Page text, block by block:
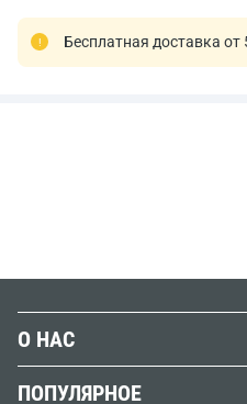
Бесплатная доставка от
О НАС
ПОПУЛЯРНОЕ